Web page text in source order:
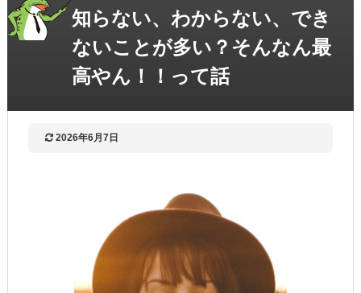
知らない、わからない、でき
ないことが多い？そんなん最
高やん！！って話
2026年6月7日